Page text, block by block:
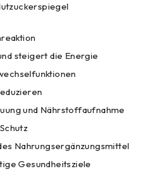
steigert die Energie
und Nährstoffaufnahme
Nahrungsergänzungsmittel
Gesundheitsziele